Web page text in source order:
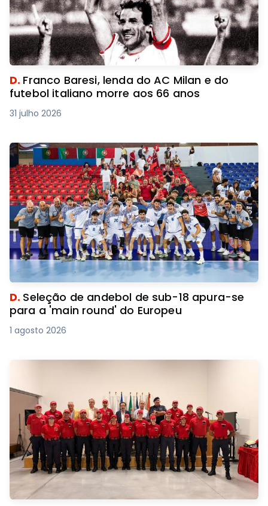
D. Franco Baresi, lenda do AC Milan e do
futebol italiano morre aos 66 anos
31 julho 2026
D. Seleção de andebol de sub-18 apura-se
para a 'main round' do Europeu
1 agosto 2026